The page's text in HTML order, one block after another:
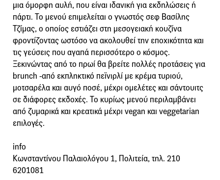
μια όμορφη αυλή, που είναι ιδανική για εκδηλώσεις ή
πάρτι. Το μενού επιμελείται ο γνωστός σεφ Βασίλης
Τζίμας, ο οποίος εστιάζει στη μεσογειακή κουζίνα
φροντίζοντας ωστόσο να ακολουθεί την εποχικότητα και
τις γεύσεις που αγαπά περισσότερο ο κόσμος.
Ξεκινώντας από το πρωί θα βρείτε πολλές προτάσεις για
brunch -από εκπληκτικό πεϊνιρλί με κρέμα τυριού,
μοτσαρέλα και αυγό ποσέ, μέχρι ομελέτες και σάντουιτς
σε διάφορες εκδοχές. Το κυρίως μενού περιλαμβάνει
από ζυμαρικά και κρεατικά μέχρι vegan και veggetarian
επιλογές.
info
Κωνσταντίνου Παλαιολόγου 1, Πολιτεία, τηλ. 210
6201081